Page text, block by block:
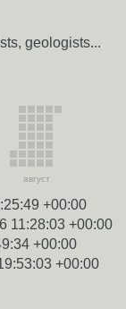
geologists...
август
+00:00
11:28:03 +00:00
+00:00
+00:00